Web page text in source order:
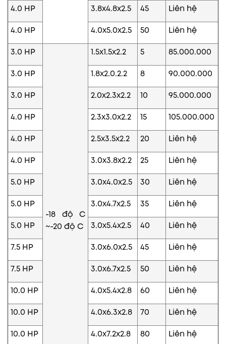
4.0 HP 3.8x4.8x2.5 45 Liên hệ
4.0 HP 4.0x5.0x2.5 50 Liên hệ
3.0 HP
-18 độ C
~-20 độ C
1.5x1.5x2.2 5 85.000.000
3.0 HP 1.8x2.0.2.2 8 90.000.000
3.0 HP 2.0x2.3x2.2 10 95.000.000
4.0 HP 2.3x3.0x2.2 15 105.000.000
4.0 HP 2.5x3.5x2.2 20 Liên hệ
4.0 HP 3.0x3.8x2.2 25 Liên hệ
5.0 HP 3.0x4.0x2.5 30 Liên hệ
5.0 HP 3.0x4.7x2.5 35 Liên hệ
5.0 HP 3.0x5.4x2.5 40 Liên hệ
7.5 HP 3.0x6.0x2.5 45 Liên hệ
7.5 HP 3.0x6.7x2.5 50 Liên hệ
10.0 HP 4.0x5.4x2.8 60 Liên hệ
10.0 HP 4.0x6.3x2.8 70 Liên hệ
10.0 HP 4.0x7.2x2.8 80 Liên hệ